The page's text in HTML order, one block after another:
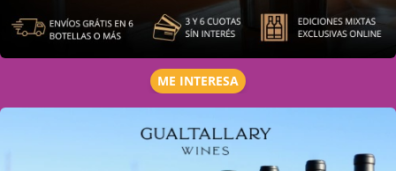
ME INTERESA